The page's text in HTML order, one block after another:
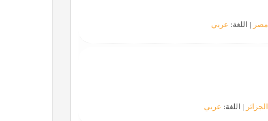
مصر | اللغة: عربي
الجزائر | اللغة: عربي